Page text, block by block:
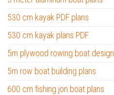
530 cm kayak PDF plans
530 cm kayak plans PDF
5m plywood rowing boat design
5m row boat building plans
600 cm fishing jon boat plans